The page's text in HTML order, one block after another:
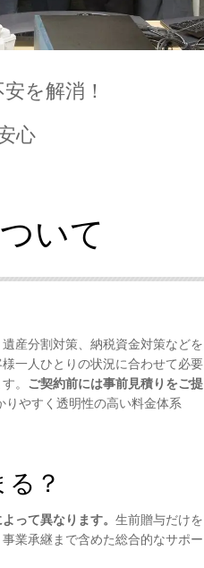
を解消！
心
いて
産分割対策、納税資金対策などを
一人ひとりの状況に合わせて必要
。 ご契約前には事前見積りをご提
りやすく透明性の高い料金体系
？
って異なります。 生前贈与だけを
業承継まで含めた総合的なサポー